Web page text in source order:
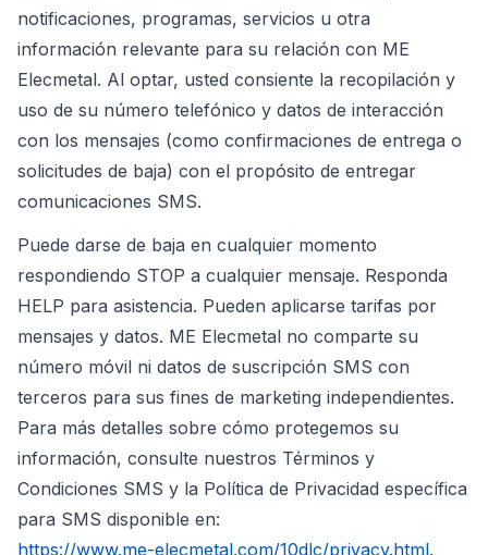
notificaciones, programas, servicios u otra
información relevante para su relación con ME
Elecmetal. Al optar, usted consiente la recopilación y
uso de su número telefónico y datos de interacción
con los mensajes (como confirmaciones de entrega o
solicitudes de baja) con el propósito de entregar
comunicaciones SMS.
Puede darse de baja en cualquier momento
respondiendo STOP a cualquier mensaje. Responda
HELP para asistencia. Pueden aplicarse tarifas por
mensajes y datos. ME Elecmetal no comparte su
número móvil ni datos de suscripción SMS con
terceros para sus fines de marketing independientes.
Para más detalles sobre cómo protegemos su
información, consulte nuestros Términos y
Condiciones SMS y la Política de Privacidad específica
para SMS disponible en:
https://www.me-elecmetal.com/10dlc/privacy.html.